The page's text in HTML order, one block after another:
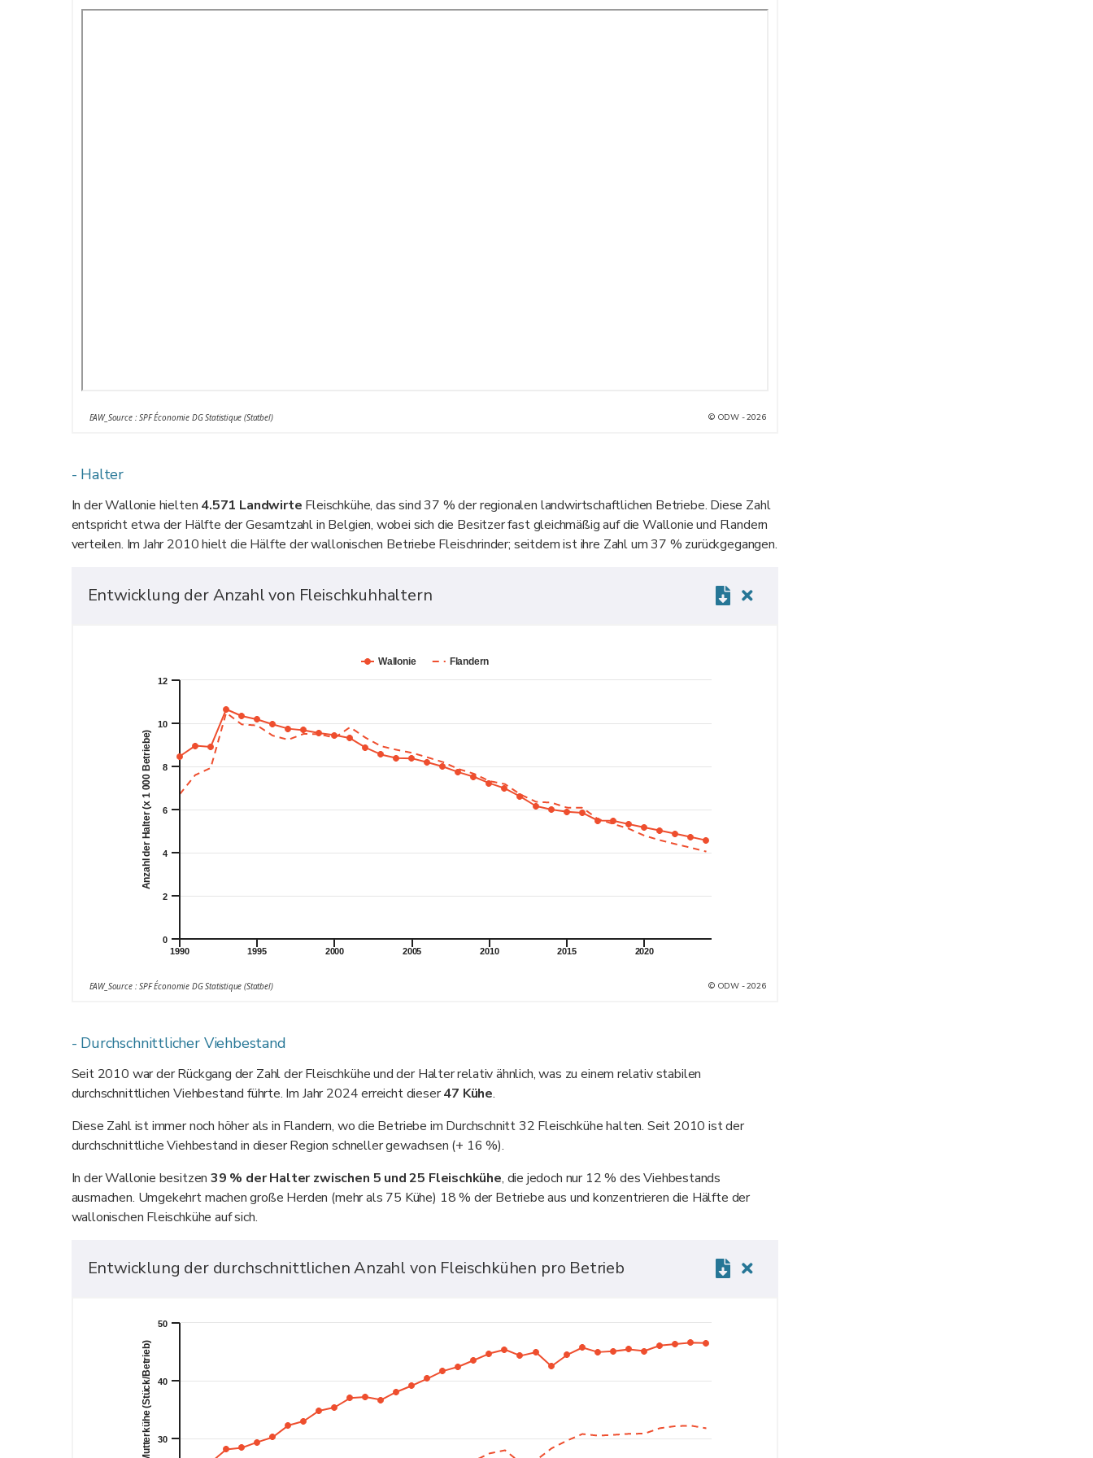
EAW_Source : SPF Économie DG Statistique (Statbel) © ODW - 2026
- Halter
In der Wallonie hielten 4.571 Landwirte Fleischkühe, das sind 37 % der regionalen landwirtschaftlichen Betriebe. Diese Zahl
entspricht etwa der Hälfte der Gesamtzahl in Belgien, wobei sich die Besitzer fast gleichmäßig auf die Wallonie und Flandern
verteilen. Im Jahr 2010 hielt die Hälfte der wallonischen Betriebe Fleischrinder; seitdem ist ihre Zahl um 37 % zurückgegangen.
Entwicklung der Anzahl von Fleischkuhhaltern
Anzahl der Halter (x 1 000 Betriebe)
Wallonie Flandern
1990 1995 2000 2005 2010 2015 2020
0
2
4
6
8
10
12
EAW_Source : SPF Économie DG Statistique (Statbel) © ODW - 2026
- Durchschnittlicher Viehbestand
Seit 2010 war der Rückgang der Zahl der Fleischkühe und der Halter relativ ähnlich, was zu einem relativ stabilen
durchschnittlichen Viehbestand führte. Im Jahr 2024 erreicht dieser47 Kühe.
Diese Zahl ist immer noch höher als in Flandern, wo die Betriebe im Durchschnitt 32 Fleischkühe halten. Seit 2010 ist der
durchschnittliche Viehbestand in dieser Region schneller gewachsen (+ 16 %).
In der Wallonie besitzen 39 % der Halter zwischen 5 und 25 Fleischkühe, die jedoch nur 12 % des Viehbestands
ausmachen. Umgekehrt machen große Herden (mehr als 75 Kühe) 18 % der Betriebe aus und konzentrieren die Hälfte der
wallonischen Fleischkühe auf sich.
Entwicklung der durchschnittlichen Anzahl von Fleischkühen pro Betrieb
30
40
50